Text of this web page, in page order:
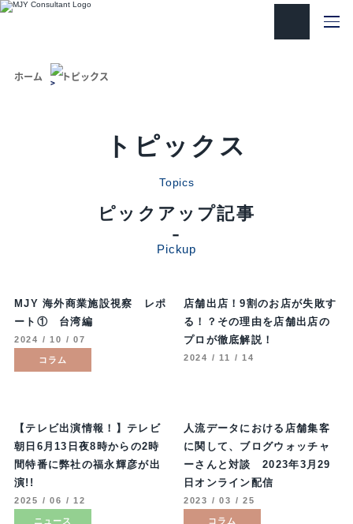
ホーム トピックス
トピックス
Topics
ピックアップ記事
Pickup
MJY 海外商業施設視察 レポ
ート① 台湾編
2024 / 10 / 07
コラム
店舗出店！9割のお店が失敗す
る！？その理由を店舗出店の
プロが徹底解説！
2024 / 11 / 14
【テレビ出演情報！】テレビ
朝日6月13日夜8時からの2時
間特番に弊社の福永輝彦が出
演!!
2025 / 06 / 12
ニュース
人流データにおける店舗集客
に関して、ブログウォッチャ
ーさんと対談 2023年3月29
日オンライン配信
2023 / 03 / 25
コラム